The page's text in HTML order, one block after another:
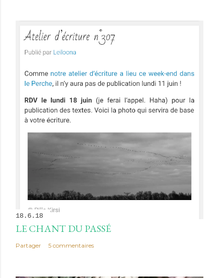
18.6.18
LE CHANT DU PASSÉ
Partager 5 commentaires